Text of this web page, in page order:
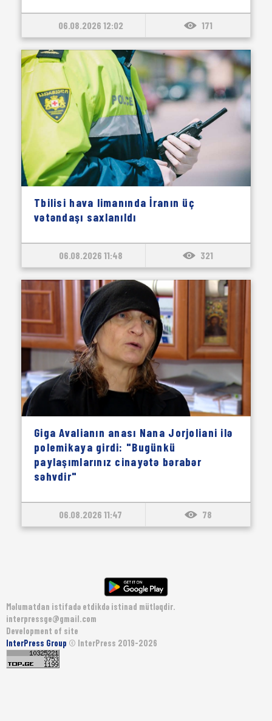
06.08.2026 12:02 171
Tbilisi hava limanında İranın üç
vətəndaşı saxlanıldı
06.08.2026 11:48 321
Giga Avalianın anası Nana Jorjoliani ilə
polemikaya girdi: "Bugünkü
paylaşımlarınız cinayətə bərabər
səhvdir"
06.08.2026 11:47 78
Məlumatdan istifadə etdikdə istinad mütləqdir.
interpressge@gmail.com
Development of site
InterPress Group © InterPress 2019-2026